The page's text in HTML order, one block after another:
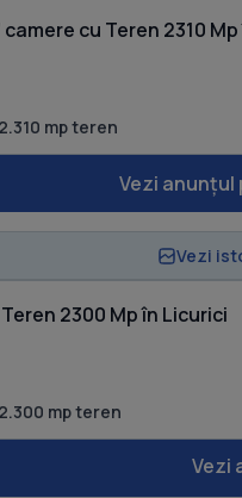
cu Teren 2310
2.310 mp teren
Vezi anunțul
Vezi
2300 Mp în Licurici
2.300 mp teren
Vezi